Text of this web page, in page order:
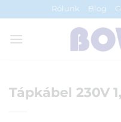
to
content
Rólunk Blog
Tápkábel 230V